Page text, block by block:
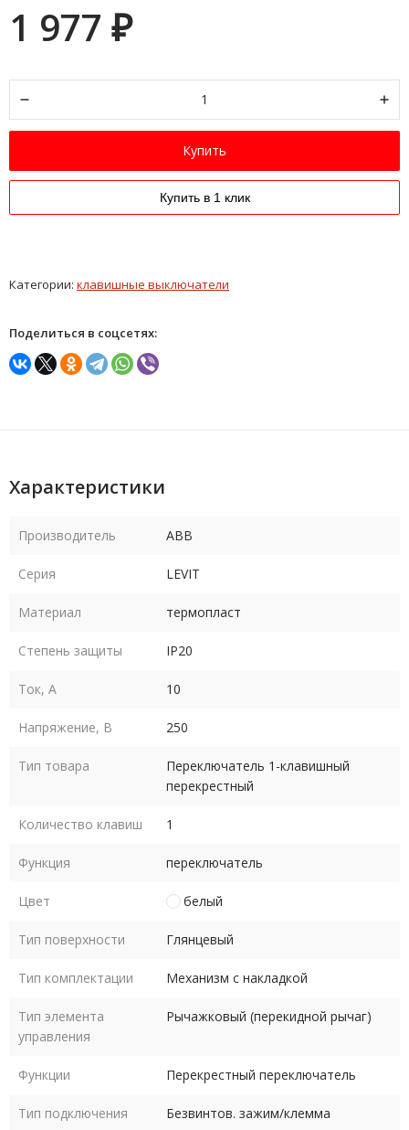
1 977 ₽
Купить
Купить в 1 клик
Категории: клавишные выключатели
Поделиться в соцсетях:
Характеристики
Производитель ABB
Серия LEVIT
Материал термопласт
Степень защиты IP20
Ток, А 10
Напряжение, В 250
Тип товара
Переключатель 1-клавишный
перекрестный
Количество клавиш 1
Функция переключатель
Цвет белый
Тип поверхности Глянцевый
Тип комплектации Механизм с накладкой
Тип элемента
управления
Рычажковый (перекидной рычаг)
Функции Перекрестный переключатель
Тип подключения Безвинтов. зажим/клемма